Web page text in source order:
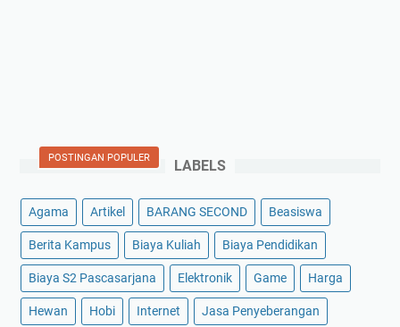
POSTINGAN POPULER LABELS
Agama Artikel BARANG SECOND Beasiswa
Berita Kampus Biaya Kuliah Biaya Pendidikan
Biaya S2 Pascasarjana Elektronik Game Harga
Hewan Hobi Internet Jasa Penyeberangan